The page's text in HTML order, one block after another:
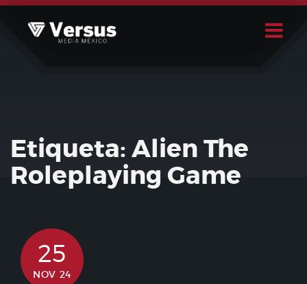
Skip
Etiqueta:Alien The
Roleplaying Game
25
NOV 24